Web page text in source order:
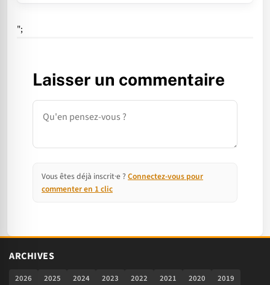
";
Laisser un commentaire
Commentaire
Vous êtes déjà inscrit·e ? Connectez-vous pour
commenter en 1 clic
ARCHIVES
2026 2025 2024 2023 2022 2021 2020
2019